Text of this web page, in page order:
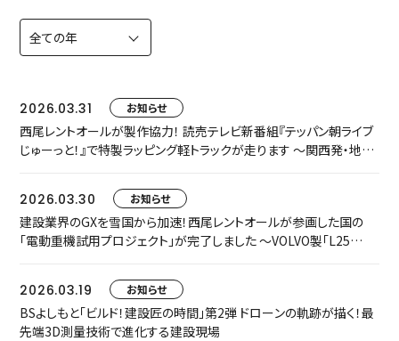
2026.03.31 お知らせ
西尾レントオールが製作協力！ 読売テレビ新番組『テッパン朝ライブ
じゅーっと！』で特製ラッピング軽トラックが走ります ～関西発・地域
2026.03.30
お知らせ
建設業界のGXを雪国から加速！西尾レントオールが参画した国の
「電動重機試用プロジェクト」が完了しました 〜VOLVO製「L25
体が実施する除雪作業において電動重機を用いた事例は国内初〜
2026.03.19 お知らせ
BSよしもと「ビルド！建設匠の時間」第2弾 ドローンの軌跡が描く！最
先端3D測量技術で進化する建設現場